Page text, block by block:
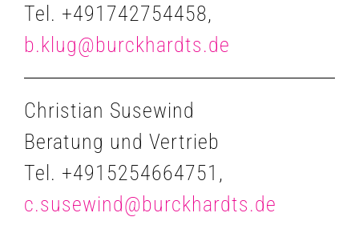
Tel. +491742754458,
b.klug@burckhardts.de
Christian Susewind
Beratung und Vertrieb
Tel. +4915254664751,
c.susewind@burckhardts.de